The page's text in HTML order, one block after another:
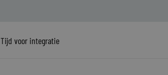
Tijd voor integratie